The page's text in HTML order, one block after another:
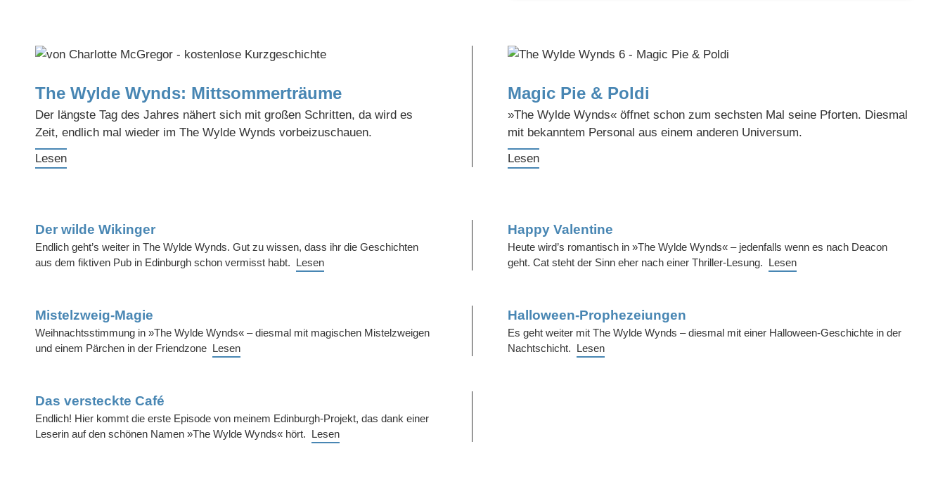
The Wylde Wynds: Mittsommerträume
Der längste Tag des Jahres nähert sich mit großen Schritten, da wird es
Zeit, endlich mal wieder im The Wylde Wynds vorbeizuschauen.
Lesen
Magic Pie & Poldi
»The Wylde Wynds« öffnet schon zum sechsten Mal seine Pforten. Diesmal
mit bekanntem Personal aus einem anderen Universum.
Lesen
Der wilde Wikinger
Endlich geht’s weiter in The Wylde Wynds. Gut zu wissen, dass ihr die Geschichten
aus dem fiktiven Pub in Edinburgh schon vermisst habt. Lesen
Happy Valentine
Heute wird’s romantisch in »The Wylde Wynds« – jedenfalls wenn es nach Deacon
geht. Cat steht der Sinn eher nach einer Thriller-Lesung. Lesen
Mistelzweig-Magie
Weihnachtsstimmung in »The Wylde Wynds« – diesmal mit magischen Mistelzweigen
und einem Pärchen in der Friendzone Lesen
Halloween-Prophezeiungen
Es geht weiter mit The Wylde Wynds – diesmal mit einer Halloween-Geschichte in der
Nachtschicht. Lesen
Das versteckte Café
Endlich! Hier kommt die erste Episode von meinem Edinburgh-Projekt, das dank einer
Leserin auf den schönen Namen »The Wylde Wynds« hört. Lesen